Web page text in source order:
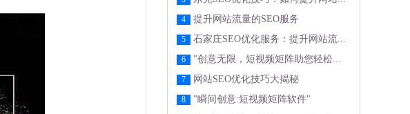
4 提升网站流量的SEO服务
5 石家庄SEO优化服务：提升网站流...
6 "创意无限，短视频矩阵助您轻松...
7 网站SEO优化技巧大揭秘
8 "瞬间创意:短视频矩阵软件"